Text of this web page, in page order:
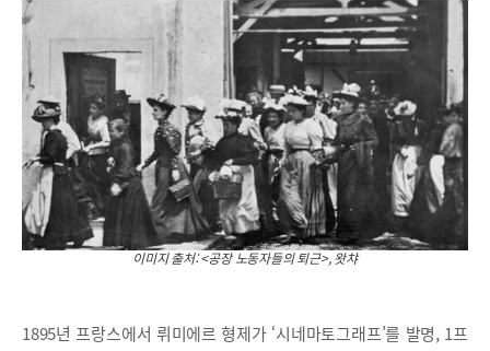
이미지 출처: <공장 노동자들의 퇴근>, 왓챠
1895년 프랑스에서 뤼미에르 형제가 ‘시네마토그래프’를 발명, 1프